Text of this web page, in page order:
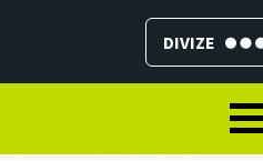
DIVIZE